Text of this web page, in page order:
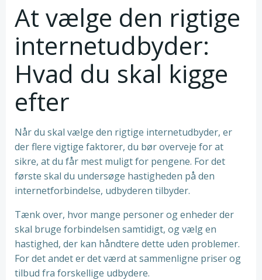
At vælge den rigtige
internetudbyder:
Hvad du skal kigge
efter
Når du skal vælge den rigtige internetudbyder, er
der flere vigtige faktorer, du bør overveje for at
sikre, at du får mest muligt for pengene. For det
første skal du undersøge hastigheden på den
internetforbindelse, udbyderen tilbyder.
Tænk over, hvor mange personer og enheder der
skal bruge forbindelsen samtidigt, og vælg en
hastighed, der kan håndtere dette uden problemer.
For det andet er det værd at sammenligne priser og
tilbud fra forskellige udbydere.